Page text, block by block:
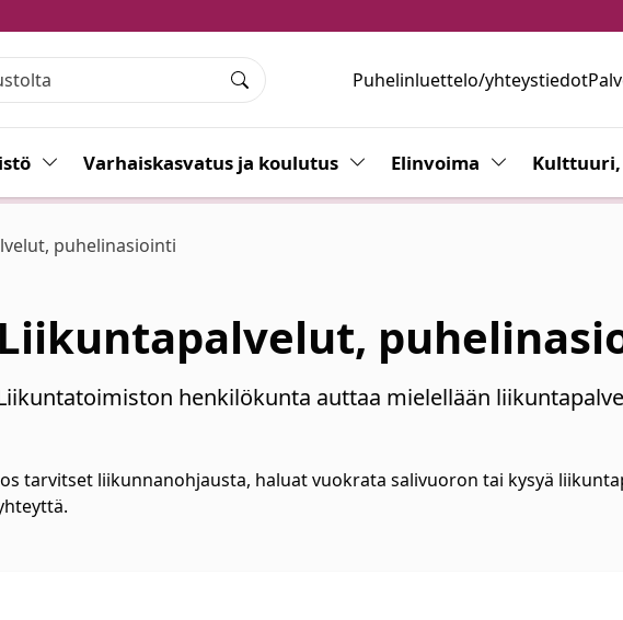
Puhelinluettelo/yhteystiedot
Haku
Vaihda alasvetovalikkoa
Varhaiskasvatus ja koulutus Vaihda alasvetovalikkoa
Elinvoima VaihdaKulttuuri,
puhelinasiointi
Liikuntapalvelut,
henkilökunta auttaa mielellään
tarvitset liikunnanohjausta, haluat vuokrata salivuoron tai kysyä